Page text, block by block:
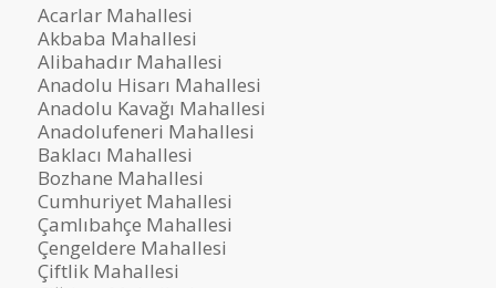
Acarlar Mahallesi
Akbaba Mahallesi
Alibahadır Mahallesi
Anadolu Hisarı Mahallesi
Anadolu Kavağı Mahallesi
Anadolufeneri Mahallesi
Baklacı Mahallesi
Bozhane Mahallesi
Cumhuriyet Mahallesi
Çamlıbahçe Mahallesi
Çengeldere Mahallesi
Çiftlik Mahallesi